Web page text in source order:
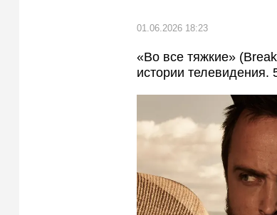
01.06.2026 18:23
«Во все тяжкие»
истории